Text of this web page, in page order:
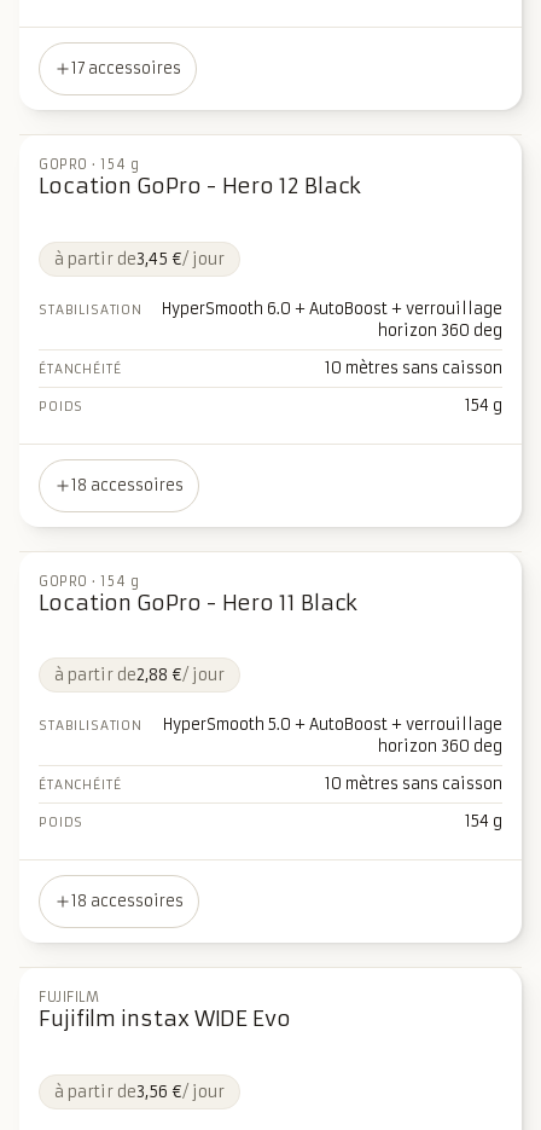
17 accessoires
GOPRO ·154 g
Location GoPro - Hero 12 Black
à partir de3,45 €/ jour
STABILISATION
HyperSmooth 6.0 + AutoBoost + verrouillage
horizon 360 deg
ÉTANCHÉITÉ 10 mètres sans caisson
POIDS 154 g
18 accessoires
GOPRO ·154 g
Location GoPro - Hero 11 Black
à partir de2,88 €/ jour
STABILISATION
HyperSmooth 5.0 + AutoBoost + verrouillage
horizon 360 deg
ÉTANCHÉITÉ 10 mètres sans caisson
POIDS 154 g
18 accessoires
FUJIFILM
Fujifilm instax WIDE Evo
à partir de3,56 €/ jour